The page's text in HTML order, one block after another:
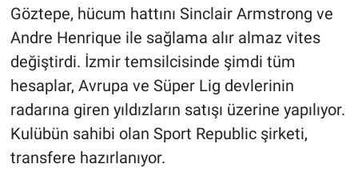
Göztepe, hücum hattını Sinclair Armstrong ve
Andre Henrique ile sağlama alır almaz vites
değiştirdi. İzmir temsilcisinde şimdi tüm
hesaplar, Avrupa ve Süper Lig devlerinin
radarına giren yıldızların satışı üzerine yapılıyor.
Kulübün sahibi olan Sport Republic şirketi,
transfere hazırlanıyor.